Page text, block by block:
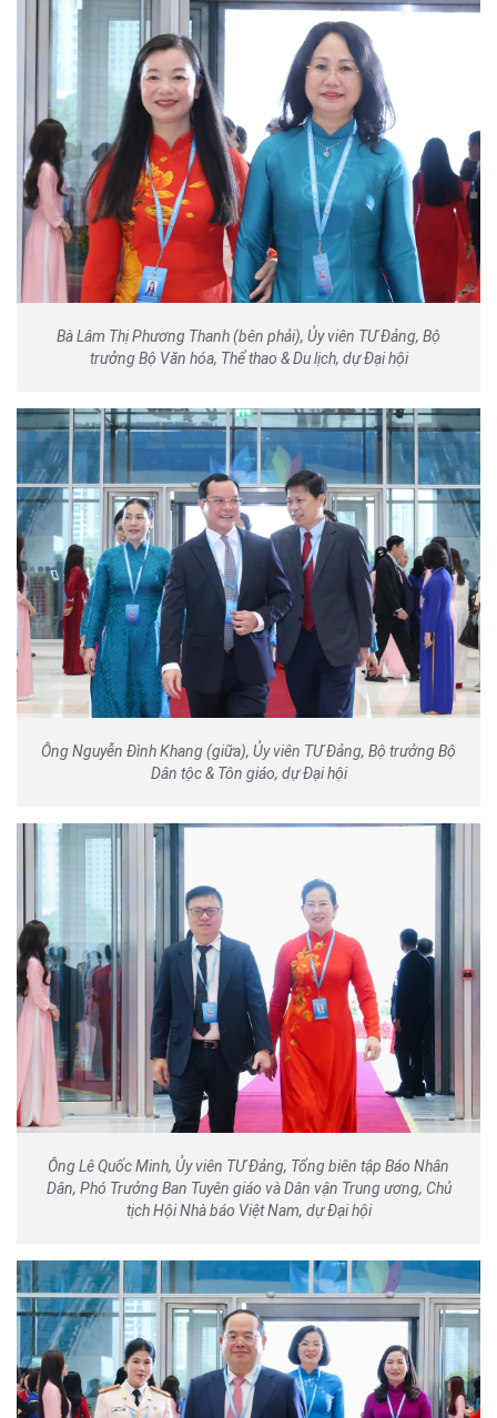
Bà Lâm Thị Phương Thanh (bên phải), Ủy viên TƯ Đảng, Bộ
trưởng Bộ Văn hóa, Thể thao & Du lịch, dự Đại hội
Ông Nguyễn Đình Khang (giữa), Ủy viên TƯ Đảng, Bộ trưởng Bộ
Dân tộc & Tôn giáo, dự Đại hội
Ông Lê Quốc Minh, Ủy viên TƯ Đảng, Tổng biên tập Báo Nhân
Dân, Phó Trưởng Ban Tuyên giáo và Dân vận Trung ương, Chủ
tịch Hội Nhà báo Việt Nam, dự Đại hội